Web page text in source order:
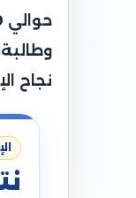
نجاح الإعدادية المهنية